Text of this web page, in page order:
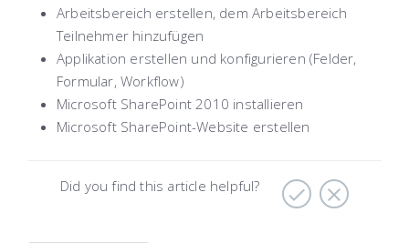
Arbeitsbereich erstellen, dem Arbeitsbereich
Teilnehmer hinzufügen
Applikation erstellen und konfigurieren (Felder,
Formular, Workflow)
Microsoft SharePoint 2010 installieren
Microsoft SharePoint-Website erstellen
Did you find this article helpful?